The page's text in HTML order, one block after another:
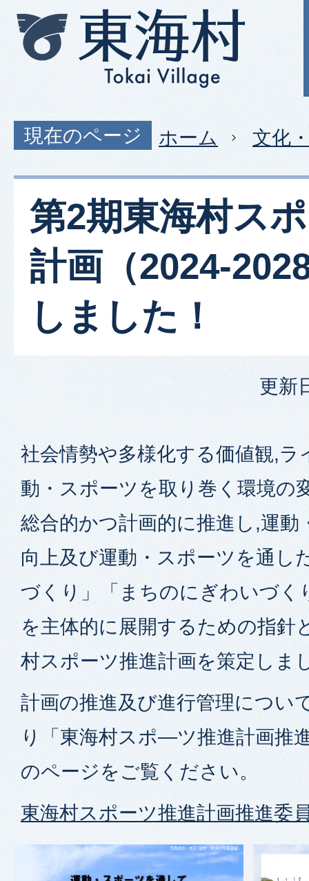
現在のページ ホーム 文化
第2期東海村ス
計画（2024-
しました！
更新
社会情勢や多様化する価値観,ラ
動・スポーツを取り巻く環境の
総合的かつ計画的に推進し,運動
向上及び運動・スポーツを通し
づくり」「まちのにぎわいづく
を主体的に展開するための指針
村スポーツ推進計画を策定しま
計画の推進及び進行管理につい
り「東海村スポ―ツ推進計画推
のページをご覧ください。
東海村スポーツ推進計画推進委